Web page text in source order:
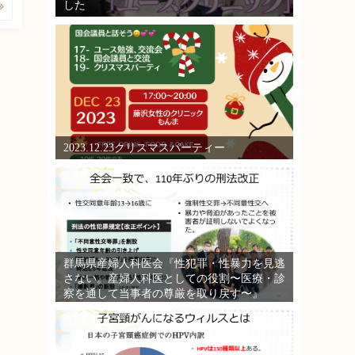
した
2023.12.23クリスマスパーティー
群馬県産婦人科医会『性犯罪・性暴力を見逃
さない。産婦人科医としての役割〜医療・診
察を通して当事者の尊厳を取り戻す〜』